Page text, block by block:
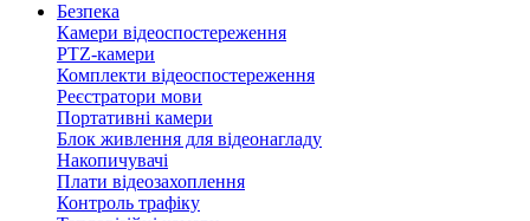
Безпека
Камери відеоспостереження
PTZ-камери
Комплекти відеоспостереження
Реєстратори мови
Портативні камери
Блок живлення для відеонагладу
Накопичувачі
Плати відеозахоплення
Контроль трафіку